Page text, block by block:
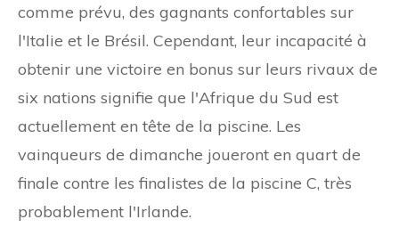
comme prévu, des gagnants confortables sur
l'Italie et le Brésil. Cependant, leur incapacité à
obtenir une victoire en bonus sur leurs rivaux de
six nations signifie que l'Afrique du Sud est
actuellement en tête de la piscine. Les
vainqueurs de dimanche joueront en quart de
finale contre les finalistes de la piscine C, très
probablement l'Irlande.